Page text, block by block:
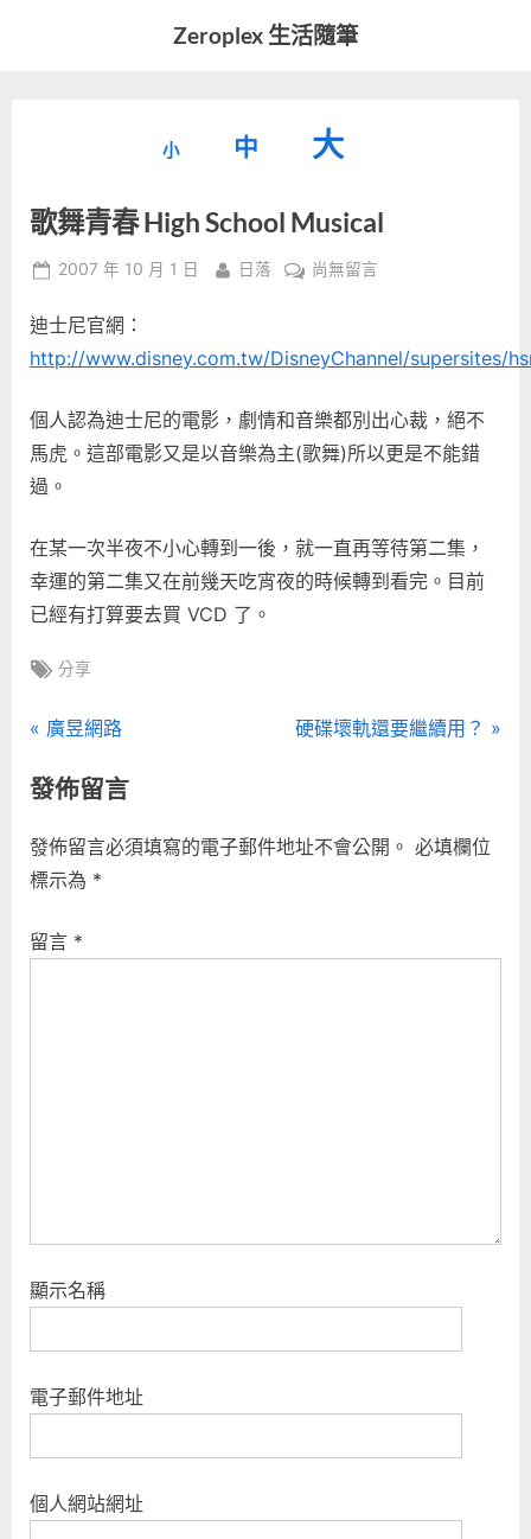
Zeroplex 生活隨筆
發
活
事
小
型
小。
中
重
字
型
小。
大
字
大
小。
歌舞青春 High School Musical
Posted
2007 年 10 月 1 日 By
日落
在
青
School
Musical〉
尚無留言
迪士尼官網：
http://www.disney.com.tw/DisneyChannel/supersites/
個人認為迪士尼的電影，劇情和音樂都別出心裁，絕不
馬虎。這部電影又是以音樂為主(歌舞)所以更是不能錯
過。
在某一次半夜不小心轉到一後，就一直再等待第二集，
幸運的第二集又在前幾天吃宵夜的時候轉到看完。目前
已經有打算要去買 VCD 了。
Tags:
分享
文
章
導
覽
P
e
i
o
s
廣昱網路
N
P
t
硬碟壞軌還要繼續用？
發佈留言
發佈留言必須填寫的電子郵件地址不會公開。 必填欄位
標示為 *
留言 *
顯示名稱
電子郵件地址
個人網站網址